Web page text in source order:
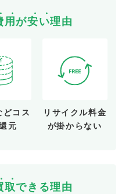
用 が安い理由
どコス
元
リサイクル料金
が掛からない
取できる理由